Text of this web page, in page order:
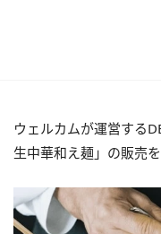
ウェルカムが運営する
生中華和え麺」の販売